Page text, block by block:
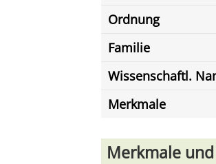
Ordnung
Familie
Wissenschaftl.
Merkmale
Merkmale